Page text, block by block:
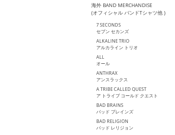
海外 BAND MERCHANDISE
(オフィシャル バンドTシャツ他 )
7 SECONDS
セブン セカンズ
ALKALINE TRIO
アルカライン トリオ
ALL
オール
ANTHRAX
アンスラックス
A TRIBE CALLED QUEST
ア トライブ コールド クエスト
BAD BRAINS
バッド ブレインズ
BAD RELIGION
バッド レリジョン